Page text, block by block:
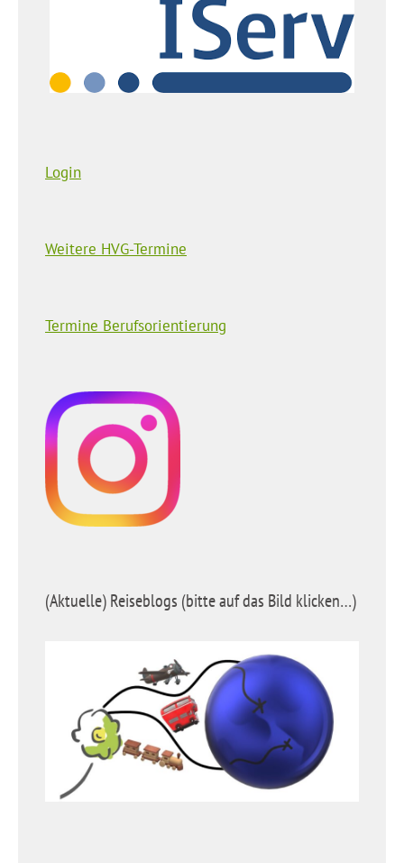
Login
Weitere HVG-Termine
Termine Berufsorientierung
(Aktuelle) Reiseblogs (bitte auf das Bild klicken…)